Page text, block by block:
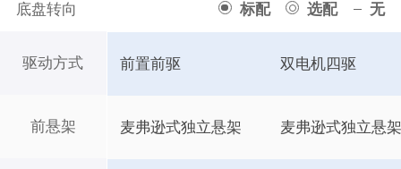
底盘转向 标配 选配 无
驱动方式
前悬架
前置前驱 双电机四驱
麦弗逊式独立悬架 麦弗逊式独立悬